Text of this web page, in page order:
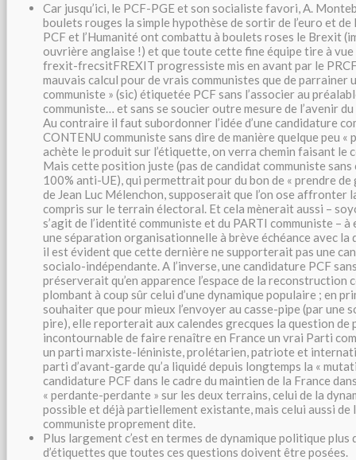
Car jusqu’ici, le PCF-PGE et son socialiste favori, A.
boulets rouges la simple hypothèse de sortir de l’euro et de
PCF et l’Humanité ont combattu à boulets roses le Brexit
ouvrière anglaise !) et que toute cette fine équipe tire à vue
frexit-frecsitFREXIT progressiste mis en avant par le
mauvais calcul pour de vrais communistes que de parrainer
communiste » (sic) étiquetée PCF sans l’associer au
communiste… et sans se soucier outre mesure de l’avenir
Au contraire il faut subordonner l’idée d’une candidature
CONTENU communiste sans dire de manière quelque peu «
achète le produit sur l’étiquette, on verra chemin faisant le
Mais cette position juste (pas de candidat communiste
100% anti-UE), qui permettrait pour du bon de « prendre de
de Jean Luc Mélenchon, supposerait que l’on ose affronter
compris sur le terrain électoral. Et cela mènerait aussi –
s’agit de l’identité communiste et du PARTI communiste –
une séparation organisationnelle à brève échéance avec
il est évident que cette dernière ne supporterait pas une
socialo-indépendante. A l’inverse, une candidature PCF
préserverait qu’en apparence l’espace de la reconstruction
plombant à coup sûr celui d’une dynamique populaire ; en
souhaiter que pour mieux l’envoyer au casse-pipe (par une
pire), elle reporterait aux calendes grecques la question de
incontournable de faire renaître en France un vrai Parti
un parti marxiste-léniniste, prolétarien, patriote et
parti d’avant-garde qu’a liquidé depuis longtemps la «
candidature PCF dans le cadre du maintien de la France
« perdante-perdante » sur les deux terrains, celui de la
possible et déjà partiellement existante, mais celui aussi de
communiste proprement dite.
Plus largement c’est en termes de dynamique politique plus
d’étiquettes que toutes ces questions doivent être posées.